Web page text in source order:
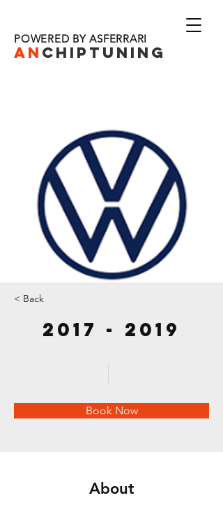
AN CHIPTU NING
POWERED BY ASFERRARI
< Back
2017 - 2019
Book Now
About